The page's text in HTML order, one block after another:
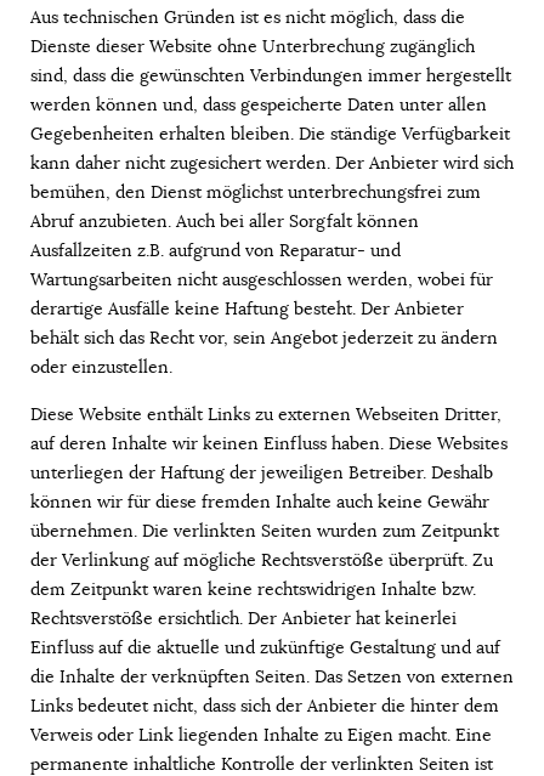
Aus technischen Gründen ist es nicht möglich, dass die
Dienste dieser Website ohne Unterbrechung zugänglich
sind, dass die gewünschten Verbindungen immer hergestellt
werden können und, dass gespeicherte Daten unter allen
Gegebenheiten erhalten bleiben. Die ständige Verfügbarkeit
kann daher nicht zugesichert werden. Der Anbieter wird sich
bemühen, den Dienst möglichst unterbrechungsfrei zum
Abruf anzubieten. Auch bei aller Sorgfalt können
Ausfallzeiten z.B. aufgrund von Reparatur- und
Wartungsarbeiten nicht ausgeschlossen werden, wobei für
derartige Ausfälle keine Haftung besteht. Der Anbieter
behält sich das Recht vor, sein Angebot jederzeit zu ändern
oder einzustellen.
Diese Website enthält Links zu externen Webseiten Dritter,
auf deren Inhalte wir keinen Einfluss haben. Diese Websites
unterliegen der Haftung der jeweiligen Betreiber. Deshalb
können wir für diese fremden Inhalte auch keine Gewähr
übernehmen. Die verlinkten Seiten wurden zum Zeitpunkt
der Verlinkung auf mögliche Rechtsverstöße überprüft. Zu
dem Zeitpunkt waren keine rechtswidrigen Inhalte bzw.
Rechtsverstöße ersichtlich. Der Anbieter hat keinerlei
Einfluss auf die aktuelle und zukünftige Gestaltung und auf
die Inhalte der verknüpften Seiten. Das Setzen von externen
Links bedeutet nicht, dass sich der Anbieter die hinter dem
Verweis oder Link liegenden Inhalte zu Eigen macht. Eine
permanente inhaltliche Kontrolle der verlinkten Seiten ist